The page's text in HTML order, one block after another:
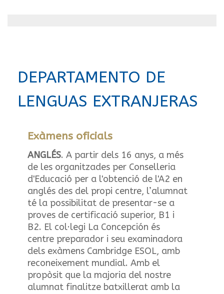
DEPARTAMENTO DE
LENGUAS EXTRANJERAS
Exàmens oficials
ANGLÉS. A partir dels 16 anys, a més
de les organitzades per Conselleria
d'Educació per a l'obtenció de l'A2 en
anglés des del propi centre, l’alumnat
té la possibilitat de presentar-se a
proves de certificació superior, B1 i
B2. El col·legi La Concepción és
centre preparador i seu examinadora
dels exàmens Cambridge ESOL, amb
reconeixement mundial. Amb el
propòsit que la majoria del nostre
alumnat finalitze batxillerat amb la